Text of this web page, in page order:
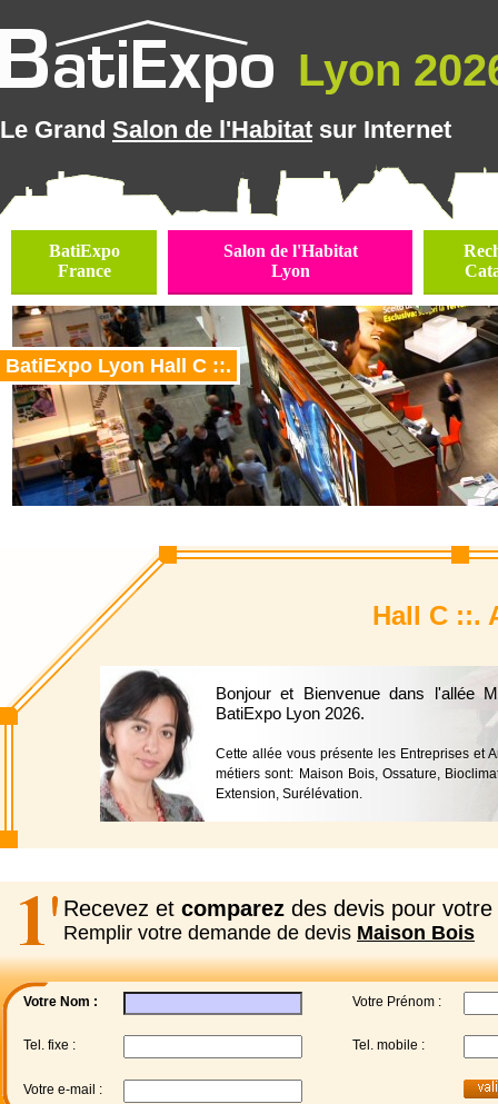
Lyon
Le Grand Salon de l'Habitat sur Internet
BatiExpo
France
Salon de l'Habitat
Lyon
BatiExpo Lyon Hall C ::.
Hall C ::.
Bonjour et Bienvenue dans l'allée
BatiExpo Lyon 2026.
Cette allée vous présente les Entreprises et
métiers sont: Maison Bois, Ossature,
Extension, Surélévation.
Recevez et comparez des devis pour votre
Remplir votre demande de devis Maison Bois
Votre Nom : Votre Prénom :
Tel. fixe : Tel. mobile :
Votre e-mail :